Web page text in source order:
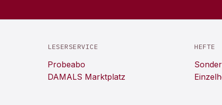
LESERSERVICE
Probeabo
DAMALS Marktplatz
HEFTE